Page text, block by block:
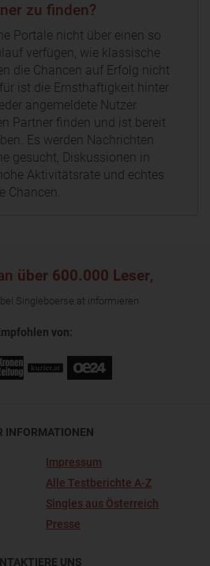
zu finden?
Portale nicht über einen so
verfügen, wie klassische
die Chancen auf Erfolg nicht
ist die Ernsthaftigkeit hinter
angemeldete Nutzer
Partner finden und ist bereit
Es werden Nachrichten
gesucht, Diskussionen in
Aktivitätsrate und echtes
Chancen.
über 600.000 Leser,
Singleboerse.at informieren
von:
INFORMATIONEN
Impressum
Alle Testberichte A-Z
Singles aus Österreich
Presse
UNS